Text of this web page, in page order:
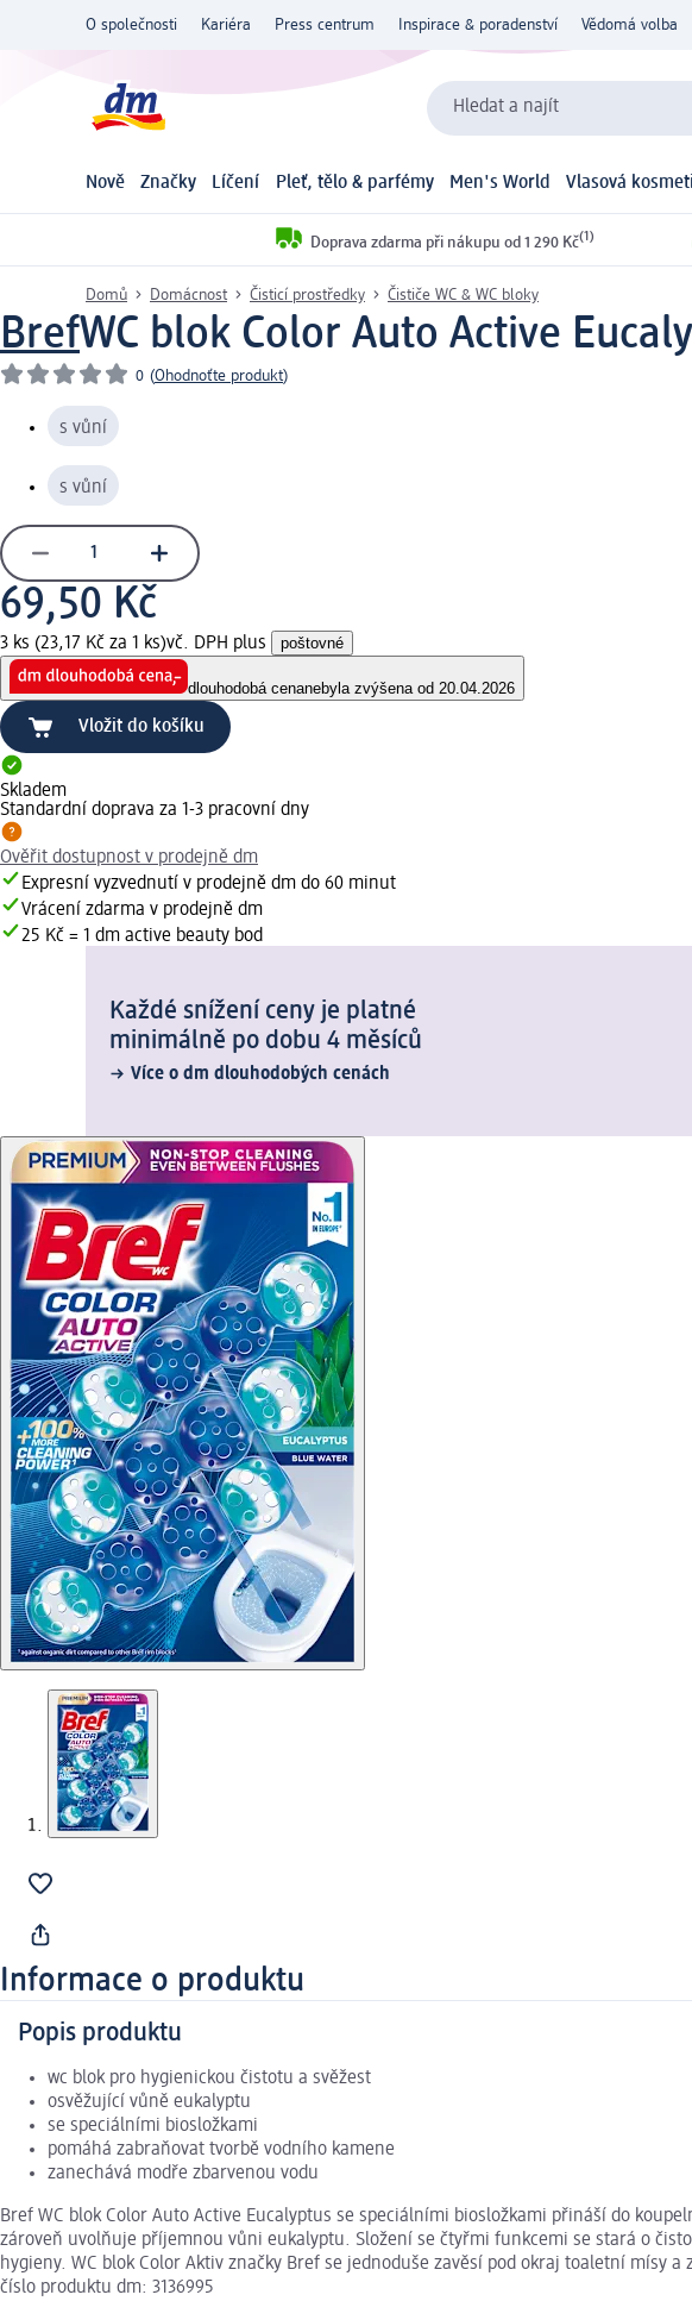
O společnosti Kariéra Press centrum Inspirace & poradenství Vědomá volba
Hledat a najít
Nově Značky Líčení Pleť, tělo & parfémy Men's World Vlasová
Doprava zdarma při nákupu od 1 290 Kč(1)
Domů Domácnost Čisticí prostředky Čističe WC & WC bloky
BrefWC blok Color Auto Active
0 (Ohodnoťte produkt)
s vůní
s vůní
69,50 Kč
3 ks (23,17 Kč za 1 ks)vč. DPH plus poštovné
dlouhodobá cenanebyla zvýšena od 20.04.2026
Vložit do košíku
Skladem
Standardní doprava za 1-3 pracovní dny
Ověřit dostupnost v prodejně dm
Expresní vyzvednutí v prodejně dm do 60 minut
Vrácení zdarma v prodejně dm
25 Kč = 1 dm active beauty bod
Každé snížení ceny je platné
minimálně po dobu 4 měsíců
Více o dm dlouhodobých cenách
Informace o produktu
Popis produktu
wc blok pro hygienickou čistotu a svěžest
osvěžující vůně eukalyptu
se speciálními biosložkami
pomáhá zabraňovat tvorbě vodního kamene
zanechává modře zbarvenou vodu
Bref WC blok Color Auto Active Eucalyptus se speciálními biosložkami přináší do
zároveň uvolňuje příjemnou vůni eukalyptu. Složení se čtyřmi funkcemi se stará o
hygieny. WC blok Color Aktiv značky Bref se jednoduše zavěsí pod okraj toaletní mísy
číslo produktu dm: 3136995